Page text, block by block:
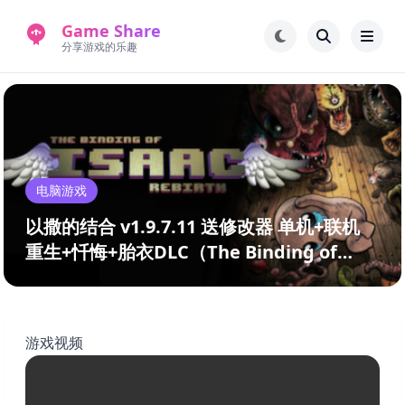
Game Share
分享游戏的乐趣
电脑游戏
手机游戏 常见问题解答
新版游戏站 永久地址
电脑游戏
以撒的结合 v1.9.7.11 送修改器 单机+联机
重生+忏悔+胎衣DLC（The Binding of
Isaac: Rebirth）免安装中文版
游戏视频